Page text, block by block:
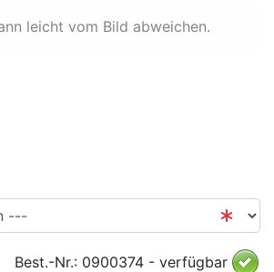
leicht vom Bild abweichen.
Best.-Nr.: 0900374 - verfügbar